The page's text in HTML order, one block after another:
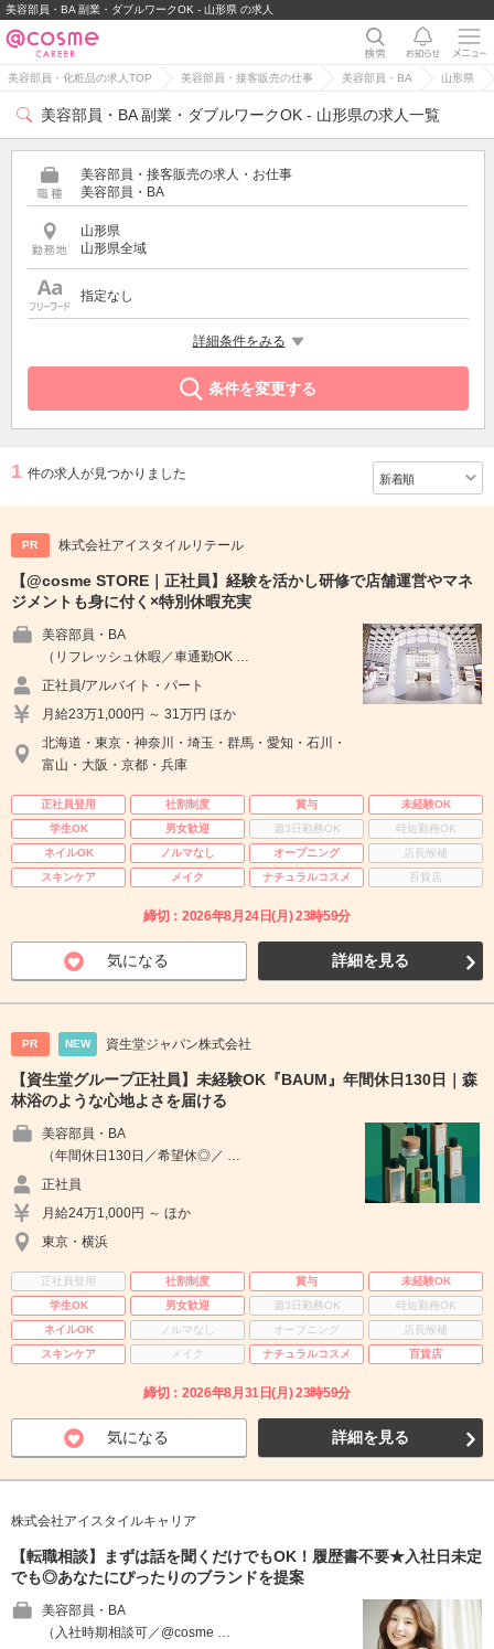
美容部員・BA 副業・ダブルワークOK - 山形県 の求人
美容部員・化粧品の求人TOP 美容部員・接客販売の仕事 美容部員・BA 山形県
美容部員・BA 副業・ダブルワークOK - 山形県の求人一覧
美容部員・接客販売の求人・お仕事
美容部員・BA
山形県
山形県全域
指定なし
詳細条件をみる
条件を変更する
1 件の求人が見つかりました
PR 株式会社アイスタイルリテール
【@cosme STORE｜正社員】経験を活かし研修で店舗運営やマネ
ジメントも身に付く×特別休暇充実
美容部員・BA
（リフレッシュ休暇／車通勤OK …
正社員/アルバイト・パート
月給23万1,000円 ～ 31万円 ほか
北海道・東京・神奈川・埼玉・群馬・愛知・石川・
富山・大阪・京都・兵庫
正社員登用 社割制度 賞与
未経験OK
学生OK
男女歓迎 週3日勤務OK
時短勤務OK
ネイルOK
ノルマなし オープニング
店長候補
スキンケア
メイク ナチュラルコスメ 百貨店
締切：2026年8月24日(月) 23時59分
気になる 詳細を見る
PR NEW 資生堂ジャパン株式会社
【資生堂グループ正社員】未経験OK『BAUM』年間休日130日｜森
林浴のような心地よさを届ける
美容部員・BA
（年間休日130日／希望休◎／ …
正社員
月給24万1,000円 ～ ほか
東京・横浜
正社員登用 社割制度 賞与
未経験OK
学生OK
男女歓迎 週3日勤務OK
時短勤務OK
ネイルOK
ノルマなし オープニング
店長候補
スキンケア
メイク ナチュラルコスメ 百貨店
締切：2026年8月31日(月) 23時59分
気になる 詳細を見る
株式会社アイスタイルキャリア
【転職相談】まずは話を聞くだけでもOK！履歴書不要★入社日未定
でも◎あなたにぴったりのブランドを提案
美容部員・BA
（入社時期相談可／@cosme …